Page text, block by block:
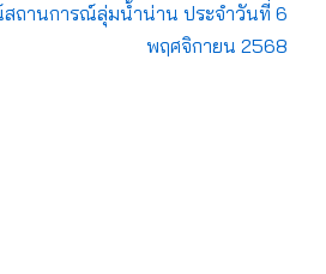
สถานการณ์ลุ่มน้ำน่าน ประจำวันที่ 6
พฤศจิกายน 2568